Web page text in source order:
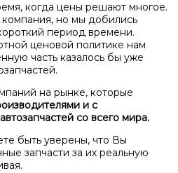
когда цены решают многое.
но мы добились
период времени.
ценовой политике нам
часть казалось бы уже
на рынке, которые
и с
со всего мира.
быть уверены, что Вы
запчасти за их реальную